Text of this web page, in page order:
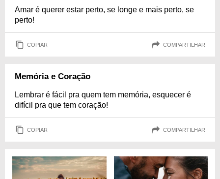
Amar é querer estar perto, se longe e mais perto, se
perto!
COPIAR COMPARTILHAR
Memória e Coração
Lembrar é fácil pra quem tem memória, esquecer é
difícil pra que tem coração!
COPIAR COMPARTILHAR